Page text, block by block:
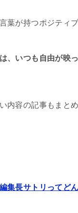
葉が持つポジティ
、いつも自由が映っ
内容の記事もまと
集長サトリってど